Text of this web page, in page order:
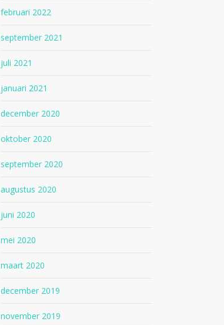
februari 2022
september 2021
juli 2021
januari 2021
december 2020
oktober 2020
september 2020
augustus 2020
juni 2020
mei 2020
maart 2020
december 2019
november 2019